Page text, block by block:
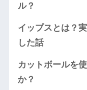
ル？
イップスとは？
した話
カットボールを
か？